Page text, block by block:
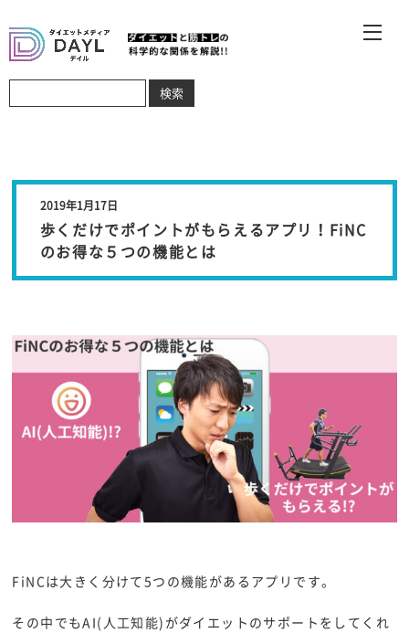
2019年1月17日
歩くだけでポイントがもらえるアプリ！FiNC
のお得な５つの機能とは
FiNCは大きく分けて5つの機能があるアプリです。
その中でもAI(人工知能)がダイエットのサポートをしてくれ